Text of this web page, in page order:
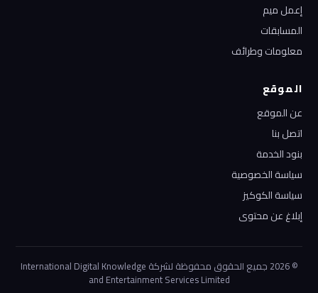
إعمل ميم
المسابقات
معلومات وطرائف
الموقع
عن الموقع
اتصل بنا
بنود الخدمة
سياسة الخصوصية
سياسة الكوكيز
إبلاغ عن محتوى
© 2026 جميع الحقوق محفوظة لشركة International Digital Knowledge
and Entertainment Services Limited